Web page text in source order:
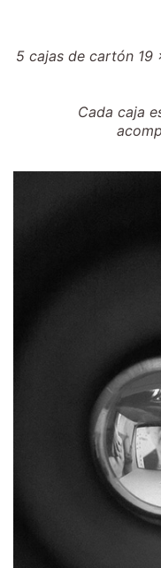
5 cajas de cartón 19
Cada caja